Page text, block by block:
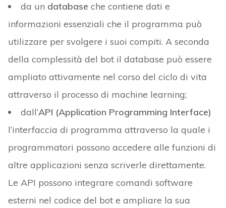
da un database che contiene dati e
informazioni essenziali che il programma può
utilizzare per svolgere i suoi compiti. A seconda
della complessità del bot il database può essere
ampliato attivamente nel corso del ciclo di vita
attraverso il processo di machine learning;
dall’API (Application Programming Interface)
l’interfaccia di programma attraverso la quale i
programmatori possono accedere alle funzioni di
altre applicazioni senza scriverle direttamente.
Le API possono integrare comandi software
esterni nel codice del bot e ampliare la sua